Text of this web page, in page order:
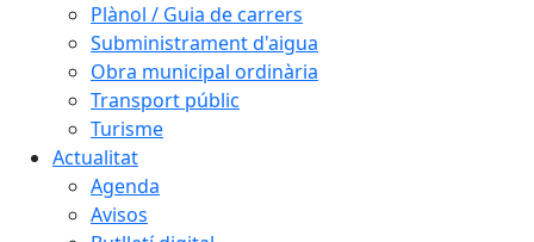
Plànol / Guia de carrers
Subministrament d'aigua
Obra municipal ordinària
Transport públic
Turisme
Actualitat
Agenda
Avisos